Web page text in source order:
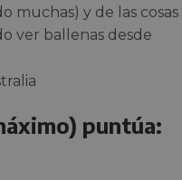
muchas) y de las cosas
ver ballenas desde
puntúa: